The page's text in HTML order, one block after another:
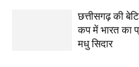
छत्तीसगढ़ की
कप में भारत का
मधु सिदार